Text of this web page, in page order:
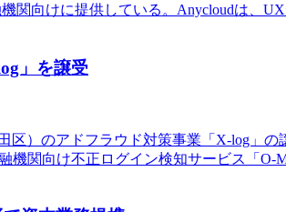
関向けに提供している。Anycloudは、
」を譲受
）のアドフラウド対策事業「X-log」
関向け不正ログイン検知サービス「